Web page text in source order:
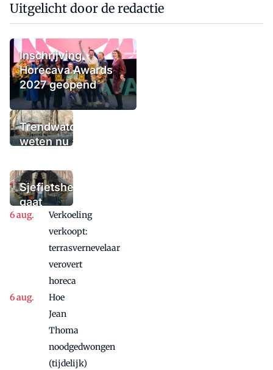
Uitgelicht door de redactie
Inschrijving
Horecava Awards
2027 geopend
Trendwatchers
weten nu al wat
moet bieden:
'Iedere dag een
waaaaaanzinnige
aanbieding'
Sjefietshe
gaat
vanwege
succes
maandje
Verkoeling
verkoopt:
terrasvernevelaar
verovert
horeca
Hoe
Jean
Thoma
noodgedwongen
(tijdelijk)